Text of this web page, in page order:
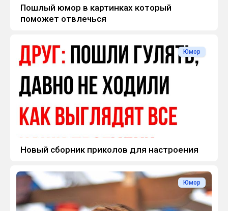
Пошлый юмор в картинках который
поможет отвлечься
Юмор
Новый сборник приколов для настроения
Юмор